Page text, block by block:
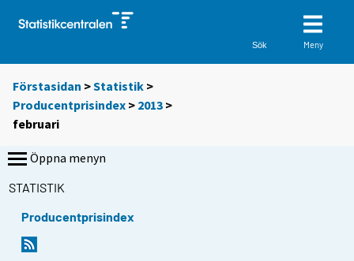
Sök Meny
Förstasidan >Statistik >
Producentprisindex > 2013 >
februari
Öppna menyn
STATISTIK
Producentprisindex